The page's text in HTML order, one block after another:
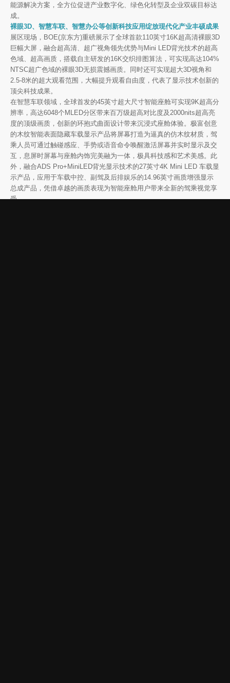
能源解决方案，全方位促进产业数字化、绿色化转型及企业双碳目标达
成。
裸眼3D、智慧车联、智慧办公等创新科技应用绽放现代化产业丰硕成果
展区现场，BOE(京东方)重磅展示了全球首款110英寸16K超高清裸眼3D
巨幅大屏，融合超高清、超广视角领先优势与Mini LED背光技术的超高
色域、超高画质，搭载自主研发的16K交织排图算法，可实现高达104%
NTSC超广色域的裸眼3D无损震撼画质。同时还可实现超大3D视角和
2.5-8米的超大观看范围，大幅提升观看自由度，代表了显示技术创新的
顶尖科技成果。
在智慧车联领域，全球首发的45英寸超大尺寸智能座舱可实现9K超高分
辨率，高达6048个MLED分区带来百万级超高对比度及2000nits超高亮
度的顶级画质，创新的环抱式曲面设计带来沉浸式座舱体验。极富创意
的木纹智能表面隐藏车载显示产品将屏幕打造为逼真的仿木纹材质，驾
乘人员可通过触碰感应、手势或语音命令唤醒激活屏幕并实时显示及交
互，息屏时屏幕与座舱内饰完美融为一体，极具科技感和艺术美感。此
外，融合ADS Pro+MiniLED背光显示技术的27英寸4K Mini LED 车载显
示产品，应用于车载中控、副驾及后排娱乐的14.96英寸画质增强显示
总成产品，凭借卓越的画质表现为智能座舱用户带来全新的驾乘视觉享
受。